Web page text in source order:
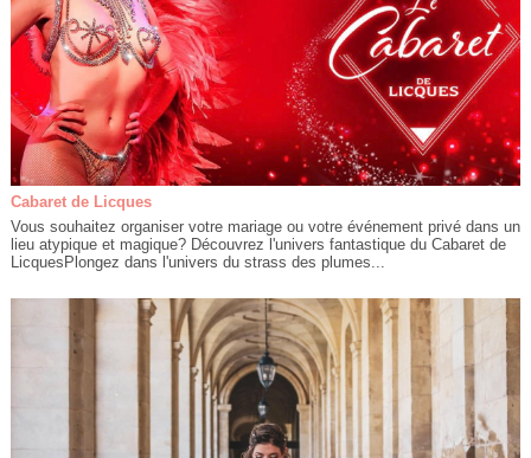
Cabaret de Licques
Vous souhaitez organiser votre mariage ou votre événement privé dans un
lieu atypique et magique? Découvrez l'univers fantastique du Cabaret de
LicquesPlongez dans l'univers du strass des plumes...